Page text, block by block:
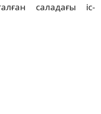
саладағы іс-